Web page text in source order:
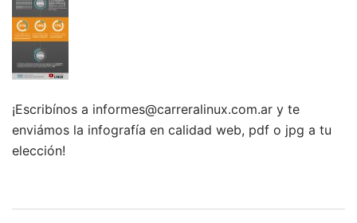
¡Escribínos a informes@carreralinux.com.ar y te
enviámos la infografía en calidad web, pdf o jpg a tu
elección!